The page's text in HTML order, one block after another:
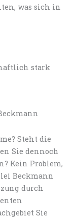
was sich in
stark
Steht die
Sie dennoch
Kein Problem,
Beckmann
durch
Sie